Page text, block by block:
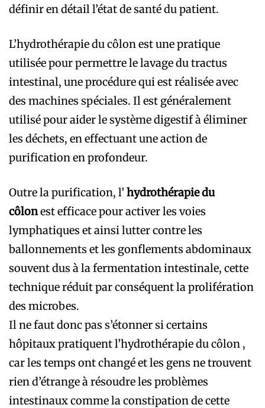
définir en détail l’état de santé du patient.
L’hydrothérapie du côlon est une pratique
utilisée pour permettre le lavage du tractus
intestinal, une procédure qui est réalisée avec
des machines spéciales. Il est généralement
utilisé pour aider le système digestif à éliminer
les déchets, en effectuant une action de
purification en profondeur.
Outre la purification, l’ hydrothérapie du
côlonest efficace pour activer les voies
lymphatiques et ainsi lutter contre les
ballonnements et les gonflements abdominaux
souvent dus à la fermentation intestinale, cette
technique réduit par conséquent la prolifération
des microbes.
Il ne faut donc pas s’étonner si certains
hôpitaux pratiquent l’hydrothérapie du côlon ,
car les temps ont changé et les gens ne trouvent
rien d’étrange à résoudre les problèmes
intestinaux comme la constipation de cette